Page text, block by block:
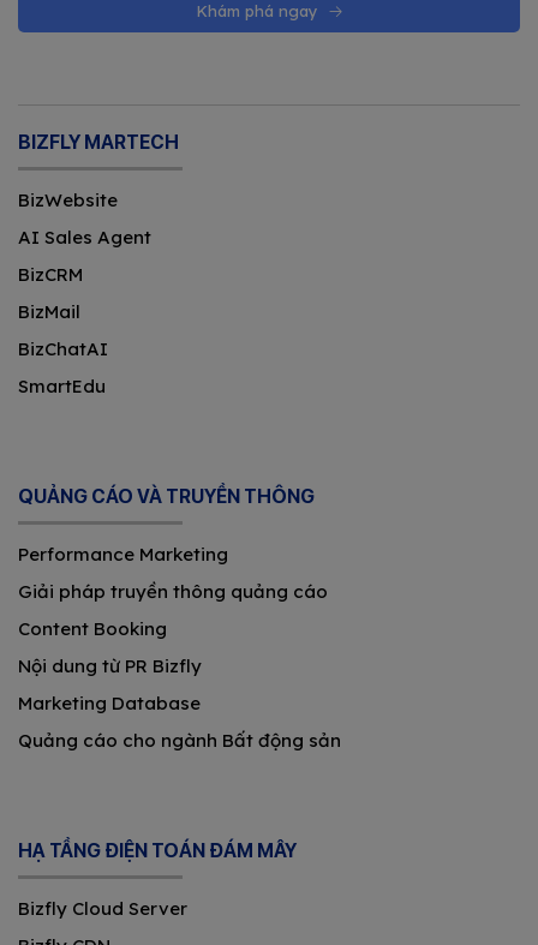
Khám phá ngay
BIZFLY MARTECH
BizWebsite
AI Sales Agent
BizCRM
BizMail
BizChatAI
SmartEdu
QUẢNG CÁO VÀ TRUYỀN THÔNG
Performance Marketing
Giải pháp truyền thông quảng cáo
Content Booking
Nội dung từ PR Bizfly
Marketing Database
Quảng cáo cho ngành Bất động sản
HẠ TẦNG ĐIỆN TOÁN ĐÁM MÂY
Bizfly Cloud Server